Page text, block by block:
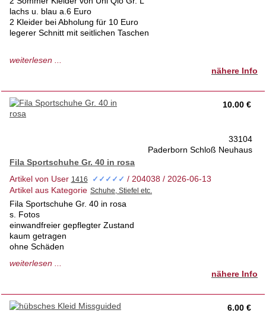
lachs u. blau a.6 Euro
2 Kleider bei Abholung für 10 Euro
legerer Schnitt mit seitlichen Taschen
35 % Polyester
1a Zustand nur kurz getragen
keinerlei Schäden etc wie neu
tierfreies Nichtraucherhaus 1. Hd
weiterlesen ...
nähere Info
10.00 €
33104
Paderborn Schloß Neuhaus
Fila Sportschuhe Gr. 40 in rosa
Artikel von User
✓✓✓✓✓ / 204038 / 2026-06-13
Artikel aus Kategorie
Fila Sportschuhe Gr. 40 in rosa
s. Fotos
einwandfreier gepflegter Zustand
kaum getragen
ohne Schäden
Privatverkauf keine Rücknahme
weiterlesen ...
nähere Info
6.00 €